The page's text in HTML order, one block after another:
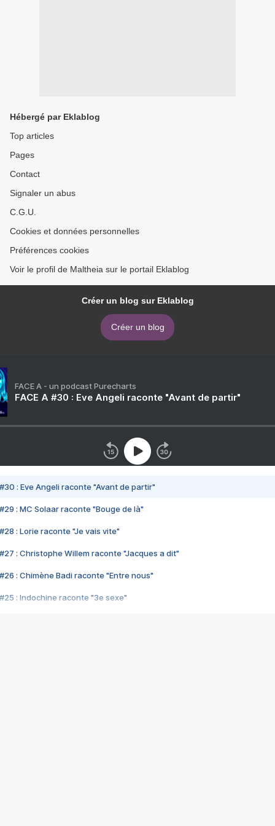
Hébergé par Eklablog
Top articles
Pages
Contact
Signaler un abus
C.G.U.
Cookies et données personnelles
Préférences cookies
Voir le profil de Maltheia sur le portail Eklablog
Créer un blog sur Eklablog
Créer un blog
FACE A - un podcast Purecharts
FACE A #30 : Eve Angeli raconte "Avant de partir"
#30 : Eve Angeli raconte "Avant de partir"
#29 : MC Solaar raconte "Bouge de là"
#28 : Lorie raconte "Je vais vite"
#27 : Christophe Willem raconte "Jacques a dit"
#26 : Chimène Badi raconte "Entre nous"
#25 : Indochine raconte "3e sexe"